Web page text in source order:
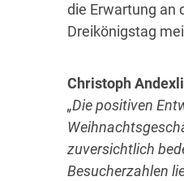
die Erwartung an
Dreikönigstag
Christoph
„Die positiven
zuversichtlich
Besucherzahlen